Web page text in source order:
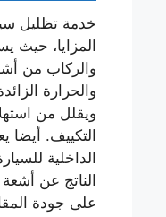
خدمة تظليل
المزايا، حيث
والركاب من
والحرارة
ويقلل من
التكييف. أيضا
الداخلية
الناتج عن
على جودة